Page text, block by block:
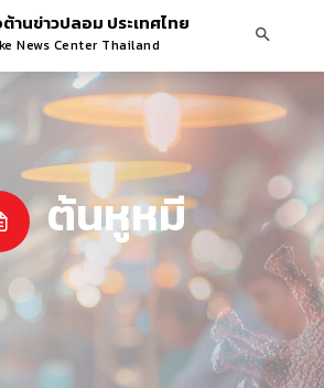
านข่าวปลอม ประเทศไทย
News Center Thailand
ต้นหูหมี